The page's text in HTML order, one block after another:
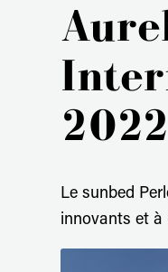
Le sunbed
innovants et à